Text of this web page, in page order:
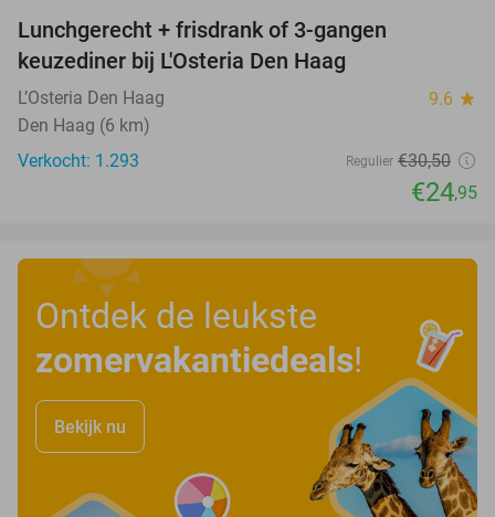
Lunchgerecht + frisdrank of 3-gangen
keuzediner bij L'Osteria Den Haag
L’Osteria Den Haag 9.6 star
Den Haag (6 km)
Verkocht: 1.293
Regulier €30,50
€24,95
Ontdek de leukste
zomervakantiedeals!
Bekijk nu